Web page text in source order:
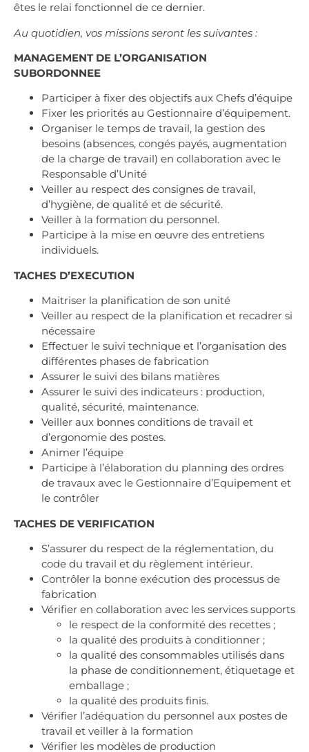
êtes le relai fonctionnel de ce dernier.
Au quotidien, vos missions seront les suivantes :
MANAGEMENT DE L’ORGANISATION
SUBORDONNEE
Participer à fixer des objectifs aux Chefs d’équipe
Fixer les priorités au Gestionnaire d’équipement.
Organiser le temps de travail, la gestion des
besoins (absences, congés payés, augmentation
de la charge de travail) en collaboration avec le
Responsable d’Unité
Veiller au respect des consignes de travail,
d’hygiène, de qualité et de sécurité.
Veiller à la formation du personnel.
Participe à la mise en œuvre des entretiens
individuels.
TACHES D’EXECUTION
Maitriser la planification de son unité
Veiller au respect de la planification et recadrer si
nécessaire
Effectuer le suivi technique et l’organisation des
différentes phases de fabrication
Assurer le suivi des bilans matières
Assurer le suivi des indicateurs : production,
qualité, sécurité, maintenance.
Veiller aux bonnes conditions de travail et
d’ergonomie des postes.
Animer l’équipe
Participe à l’élaboration du planning des ordres
de travaux avec le Gestionnaire d’Equipement et
le contrôler
TACHES DE VERIFICATION
S’assurer du respect de la réglementation, du
code du travail et du règlement intérieur.
Contrôler la bonne exécution des processus de
fabrication
Vérifier en collaboration avec les services supports
le respect de la conformité des recettes ;
la qualité des produits à conditionner ;
la qualité des consommables utilisés dans
la phase de conditionnement, étiquetage et
emballage ;
la qualité des produits finis.
Vérifier l’adéquation du personnel aux postes de
travail et veiller à la formation
Vérifier les modèles de production